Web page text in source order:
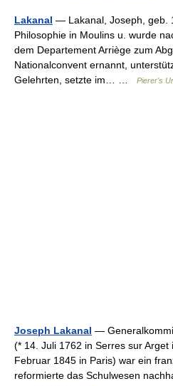
Lakanal — Lakanal, Joseph, geb.
Philosophie in Moulins u. wurde
dem Departement Arriège zum
Nationalconvent ernannt,
Gelehrten, setzte im… …
Pierer's
Joseph Lakanal —
(* 14. Juli 1762 in Serres sur Arget
Februar 1845 in Paris) war ein
reformierte das Schulwesen